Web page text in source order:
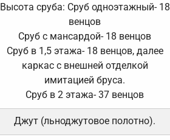
Высота сруба: Сруб одноэтажный- 18
венцов
Сруб с мансардой- 18 венцов
Сруб в 1,5 этажа- 18 венцов, далее
каркас с внешней отделкой
имитацией бруса.
Сруб в 2 этажа- 37 венцов
Джут (льноджутовое полотно).